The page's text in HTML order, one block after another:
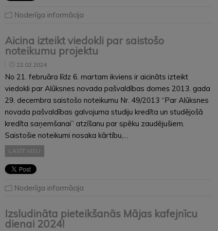
Noderīga informācija
Aicina izteikt viedokli par saistošo
noteikumu projektu
22.02.2024
No 21. februāra līdz 6. martam ikviens ir aicināts izteikt
viedokli par Alūksnes novada pašvaldības domes 2013. gada
29. decembra saistošo noteikumu Nr. 49/2013 “Par Alūksnes
novada pašvaldības galvojuma studiju kredīta un studējošā
kredīta saņemšanai” atzīšanu par spēku zaudējušiem.
Saistošie noteikumi nosaka kārtību,…
LASĪT VISU
Noderīga informācija
Izsludināta pieteikšanās Mājas kafejnīcu
dienai 2024!